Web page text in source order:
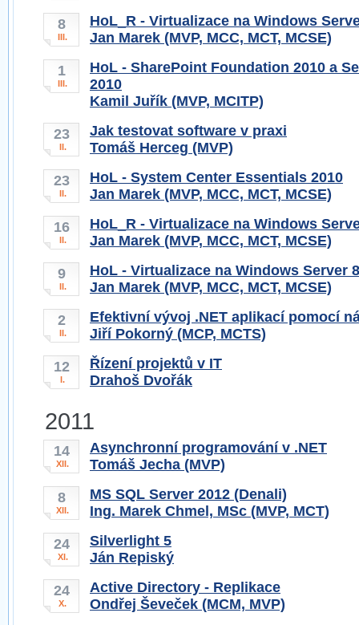
8
III.
HoL_R - Virtualizace na Windows
Jan Marek (MVP, MCC, MCT, MCSE)
1
III.
HoL - SharePoint Foundation 2010 a
2010
Kamil Juřík (MVP, MCITP)
23
II.
Jak testovat software v praxi
Tomáš Herceg (MVP)
23
II.
HoL - System Center Essentials 2010
Jan Marek (MVP, MCC, MCT, MCSE)
16
II.
HoL_R - Virtualizace na Windows
Jan Marek (MVP, MCC, MCT, MCSE)
9
II.
HoL - Virtualizace na Windows Server 8
Jan Marek (MVP, MCC, MCT, MCSE)
2
II.
Efektivní vývoj .NET aplikací pomocí
Jiří Pokorný (MCP, MCTS)
12
I.
Řízení projektů v IT
Drahoš Dvořák
2011
14
XII.
Asynchronní programování v .NET
Tomáš Jecha (MVP)
8
XII.
MS SQL Server 2012 (Denali)
Ing. Marek Chmel, MSc (MVP, MCT)
24
XI.
Silverlight 5
Ján Repiský
24
X.
Active Directory - Replikace
Ondřej Ševeček (MCM, MVP)